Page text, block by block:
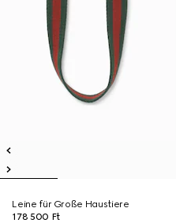
Leine für Große Haustiere
178 500 Ft